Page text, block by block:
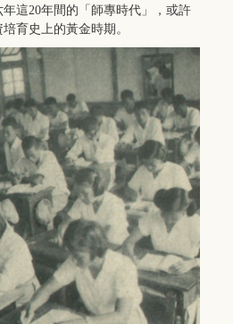
這20年間的「師專時代」，或許
育史上的黃金時期。